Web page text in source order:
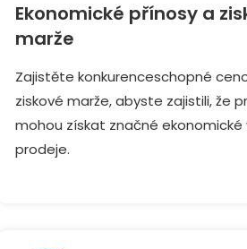
Ekonomické přínosy a
marže
Zajistěte konkurenceschopné
ziskové marže, abyste zajistili, že
mohou získat značné ekonomické
prodeje.